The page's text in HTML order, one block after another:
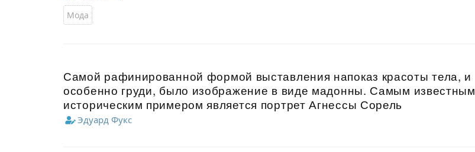
Мода
Самой рафинированной формой выставления напоказ красоты тела, и
особенно груди, было изображение в виде мадонны. Самым известным
историческим примером является портрет Агнессы Сорель
Эдуард Фукс